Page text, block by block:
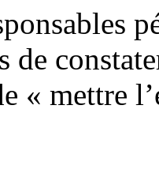
de
« mettre